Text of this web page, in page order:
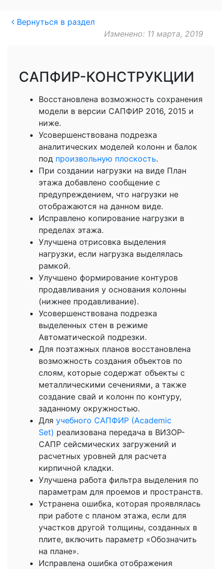
Вернуться в раздел
Изменено: 11 марта, 2019
САПФИР-КОНСТРУКЦИИ
Восстановлена возможность сохранения
модели в версии САПФИР 2016, 2015 и
ниже.
Усовершенствована подрезка
аналитических моделей колонн и балок
под произвольную плоскость.
При создании нагрузки на виде План
этажа добавлено сообщение с
предупреждением, что нагрузки не
отображаются на данном виде.
Исправлено копирование нагрузки в
пределах этажа.
Улучшена отрисовка выделения
нагрузки, если нагрузка выделялась
рамкой.
Улучшено формирование контуров
продавливания у основания колонны
(нижнее продавливание).
Усовершенствована подрезка
выделенных стен в режиме
Автоматической подрезки.
Для поэтажных планов восстановлена
возможность создания объектов по
слоям, которые содержат объекты с
металлическими сечениями, а также
создание свай и колонн по контуру,
заданному окружностью.
Для учебного САПФИР (Academic
Set) реализована передача в ВИЗОР-
САПР сейсмических загружений и
расчетных уровней для расчета
кирпичной кладки.
Улучшена работа фильтра выделения по
параметрам для проемов и пространств.
Устранена ошибка, которая проявлялась
при работе с планом этажа, если для
участков другой толщины, созданных в
плите, включить параметр «Обозначить
на плане».
Исправлена ошибка отображения